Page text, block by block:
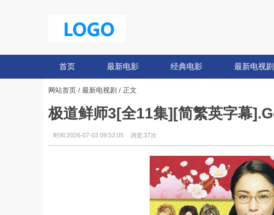
首页 最新电影 经典电影 最新电视剧
网站首页 / 最新电视剧 / 正文
极道鲜师3[全11集][简繁英字幕
时间:2026-07-03 09:52:05 浏览:37次